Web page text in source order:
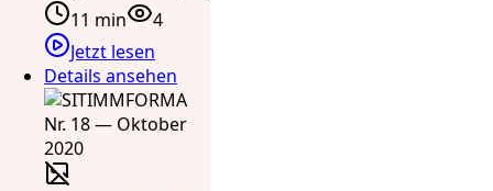
11 min
4
Jetzt lesen
Details ansehen